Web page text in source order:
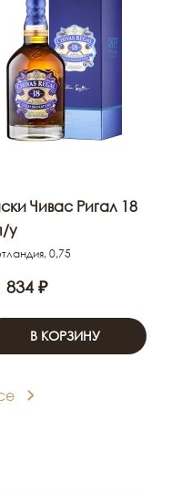
Чивас Ригал 18
у
0,75
834 ₽
В КОРЗИНУ